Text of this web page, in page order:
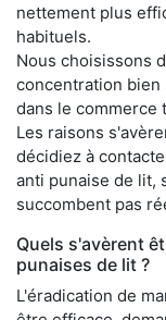
nettement plus
habituels.
Nous choisissons
concentration
dans le commerce
Les raisons
décidiez à
anti punaise de lit,
succombent pas
Quels s'avèrent
punaises de lit ?
L'éradication de